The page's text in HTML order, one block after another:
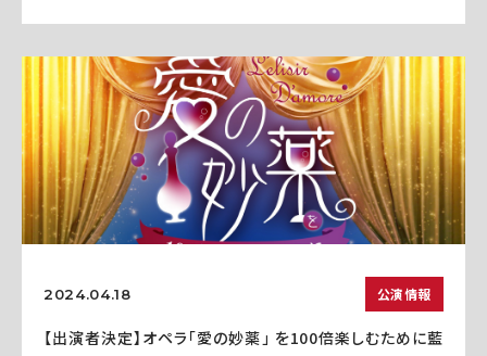
2024.04.18 公演情報
【出演者決定】オペラ「愛の妙薬」 を100倍楽しむために藍